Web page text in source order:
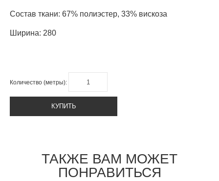
Состав ткани: 67% полиэстер, 33% вискоза
Ширина: 280
Количество (метры):
КУПИТЬ
ТАКЖЕ ВАМ МОЖЕТ
ПОНРАВИТЬСЯ